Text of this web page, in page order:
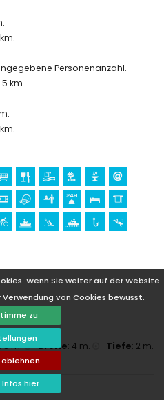
Wenn Sie weiter auf der Website
von Cookies bewusst.
zu
ablehnen
Infos hier
Ort (Pueblo de Jávea)
von der Unterkunft)
Dénia) (innerhalb von 25
Metern von der Villa)
Kanu, Kajak, Angeln,
von der Villa)
(innerhalb von 10 Kilometern
von der Villa)
Personenanzahl.
km.
:8 m. Breite: 4 m. Tiefe: 2 m.